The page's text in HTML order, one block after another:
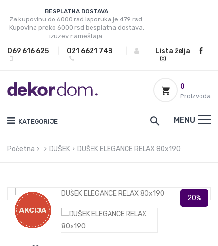
BESPLATNA DOSTAVA
Za kupovinu do 6000 rsd isporuka je 479 rsd.
Kupovina preko 6000 rsd besplatna dostava,
izuzev nameštaja.
069 616 625 021 6621 748 Lista želja
0
Proizvoda
KATEGORIJE MENU
Početna DUŠEK DUŠEK ELEGANCE RELAX 80x190